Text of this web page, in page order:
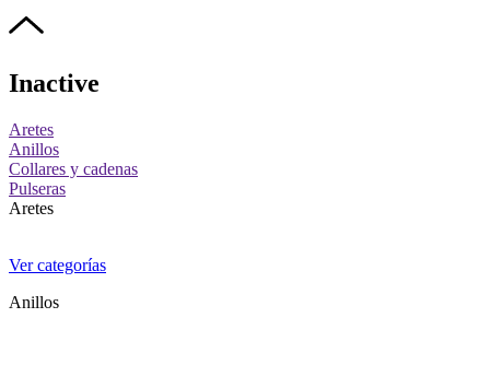
Inactive
Aretes
Anillos
Collares y cadenas
Pulseras
Aretes
Ver categorías
Anillos